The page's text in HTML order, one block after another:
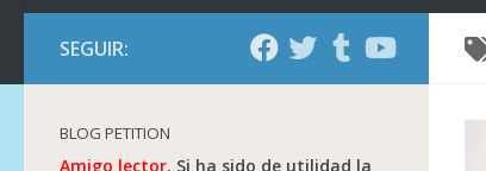
SEGUIR:
BLOG PETITION
Amigo lector. Si ha sido de utilidad la